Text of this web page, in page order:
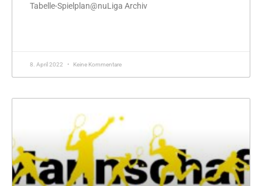
Tabelle-Spielplan@nuLiga Archiv
8. April 2022 Keine Kommentare